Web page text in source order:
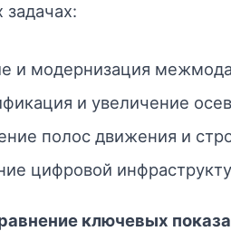
и модернизация
и увеличение
полос движения и
цифровой
ключевых